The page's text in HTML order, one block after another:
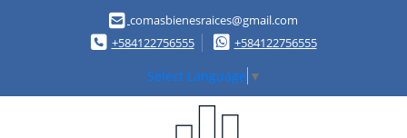
comasbienesraices@gmail.com
+584122756555
+584122756555
Select Language ▼